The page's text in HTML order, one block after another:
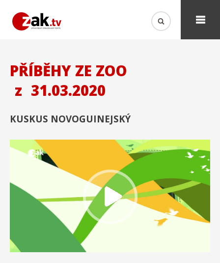
PŘÍBĚHY ZE ZOO
z 31.03.2020
KUSKUS NOVOGUINEJSKÝ